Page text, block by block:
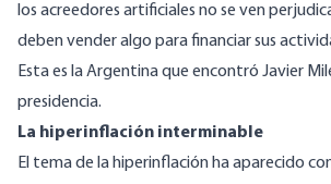
los acreedores artificiales no se ven
deben vender algo para financiar sus
Esta es la Argentina que encontró Javier
presidencia.
La hiperinflación interminable
El tema de la hiperinflación ha aparecido